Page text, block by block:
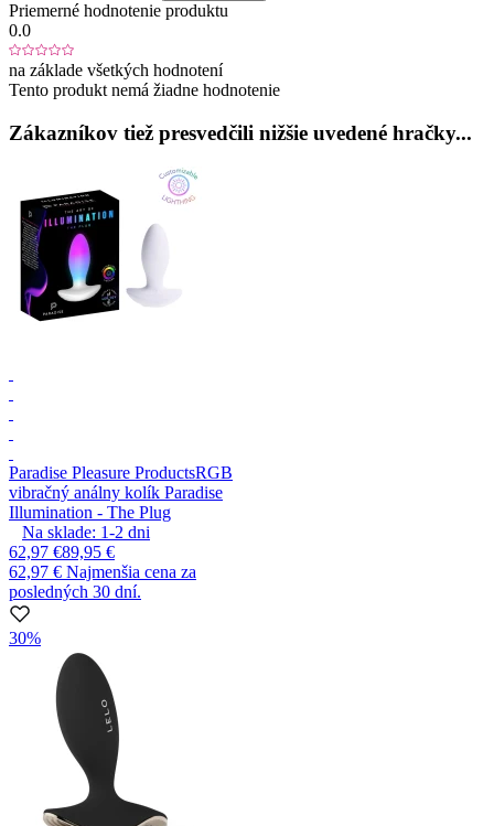
Priemerné hodnotenie produktu
0.0
na základe všetkých hodnotení
Tento produkt nemá žiadne hodnotenie
Zákazníkov tiež presvedčili nižšie uvedené hračky...
Paradise Pleasure ProductsRGB
vibračný análny kolík Paradise
Illumination - The Plug
Na sklade: 1-2 dni
62,97 €89,95 €
62,97 € Najmenšia cena za
posledných 30 dní.
30%